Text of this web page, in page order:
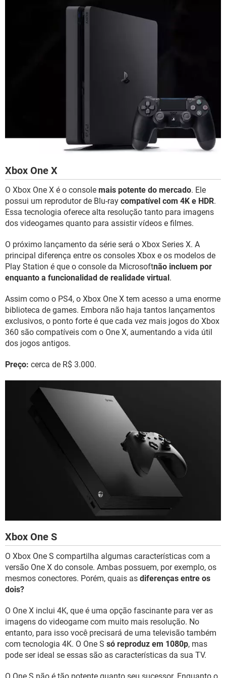
Xbox One X
O Xbox One X é o console mais potente do mercado. Ele
possui um reprodutor de Blu-ray compatível com 4K e HDR.
Essa tecnologia oferece alta resolução tanto para imagens
dos videogames quanto para assistir vídeos e filmes.
O próximo lançamento da série será o Xbox Series X. A
principal diferença entre os consoles Xbox e os modelos de
Play Station é que o console da Microsoftnão incluem por
enquanto a funcionalidad de realidade virtual .
Assim como o PS4, o Xbox One X tem acesso a uma enorme
biblioteca de games. Embora não haja tantos lançamentos
exclusivos, o ponto forte é que cada vez mais jogos do Xbox
360 são compatíveis com o One X, aumentando a vida útil
dos jogos antigos.
Preço: cerca de R$ 3.000.
Xbox One S
O Xbox One S compartilha algumas características com a
versão One X do console. Ambas possuem, por exemplo, os
mesmos conectores. Porém, quais as diferenças entre os
dois?
O One X inclui 4K, que é uma opção fascinante para ver as
imagens do videogame com muito mais resolução. No
entanto, para isso você precisará de uma televisão também
com tecnologia 4K. O One S só reproduz em 1080p, mas
pode ser ideal se essas são as características da sua TV.